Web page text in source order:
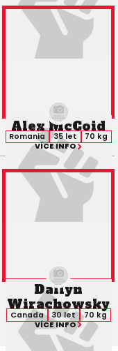
Alex McCoid
Romania 35 let
70 kg
VÍCE INFO
Dallyn
Wirachowsky
Canada 30 let
70 kg
VÍCE INFO